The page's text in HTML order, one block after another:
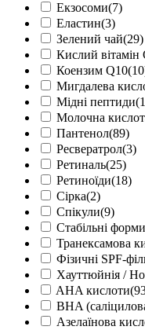
Екзосоми(7)
Еластин(3)
Зелений чай(29)
Кислий
Коензим Q10
Мигдалева
Мідні пептиди
Молочна
Пантенол(89)
Ресвератрол(3)
Ретиналь(25)
Ретиноїди(18)
Сірка(2)
Спікули(9)
Стабільні
Транексамова
Фізичні SPF-
Хауттюйнія /
AHA кислоти
BHA
Азелаїнова